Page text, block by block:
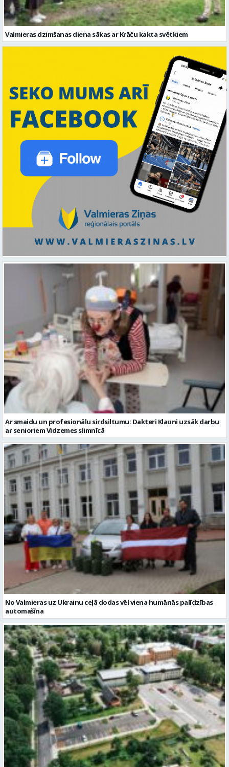
Valmieras dzimšanas diena sākas ar Krāču kakta svētkiem
Ar smaidu un profesionālu sirdsiltumu: Dakteri Klauni uzsāk darbu
ar senioriem Vidzemes slimnīcā
No Valmieras uz Ukrainu ceļā dodas vēl viena humānās palīdzības
automašīna